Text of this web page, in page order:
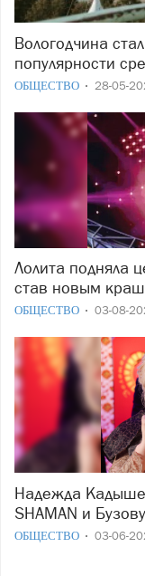
Вологодчина стала третьей в СЗФО по
популярности
ОБЩЕСТВО 28-05-
Лолита подняла ценник за выступление до 6 млн,
став новым
ОБЩЕСТВО 03-08-
Надежда Кадышева неожиданно обогнала
SHAMAN и
ОБЩЕСТВО 03-06-